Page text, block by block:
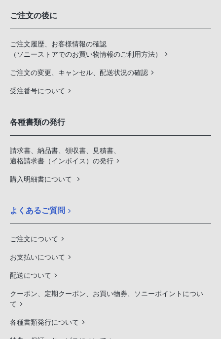
ご注文の後に
ご注文履歴、お客様情報の確認
（ソニーストアでのお買い物情報のご利用方法）
ご注文の変更、キャンセル、配送状況の確認
受注番号について
各種書類の発行
請求書、納品書、領収書、見積書、
適格請求書（インボイス）の発行
購入明細書について
よくあるご質問
ご注文について
お支払いについて
配送について
クーポン、定期クーポン、お買い物券、ソニーポイントについ
て
各種書類発行について